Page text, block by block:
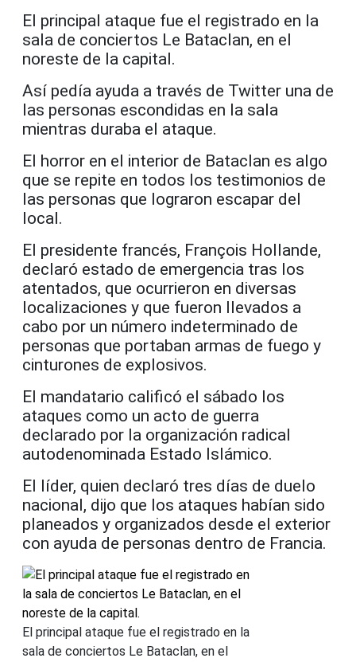
El principal ataque fue el registrado en la
sala de conciertos Le Bataclan, en el
noreste de la capital.
Así pedía ayuda a través de Twitter una de
las personas escondidas en la sala
mientras duraba el ataque.
El horror en el interior de Bataclan es algo
que se repite en todos los testimonios de
las personas que lograron escapar del
local.
El presidente francés, François Hollande,
declaró estado de emergencia tras los
atentados, que ocurrieron en diversas
localizaciones y que fueron llevados a
cabo por un número indeterminado de
personas que portaban armas de fuego y
cinturones de explosivos.
El mandatario calificó el sábado los
ataques como un acto de guerra
declarado por la organización radical
autodenominada Estado Islámico.
El líder, quien declaró tres días de duelo
nacional, dijo que los ataques habían sido
planeados y organizados desde el exterior
con ayuda de personas dentro de Francia.
El principal ataque fue el registrado en la
sala de conciertos Le Bataclan, en el